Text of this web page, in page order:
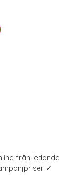
från ledande
✓